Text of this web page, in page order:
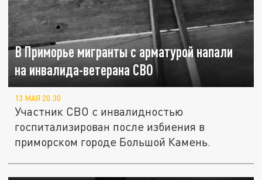
В Приморье мигранты с арматурой напали
на инвалида-ветерана СВО
13 МАЯ 20:30
Участник СВО с инвалидностью
госпитализирован после избиения в
приморском городе Большой Камень.